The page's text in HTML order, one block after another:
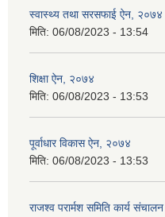
स्वास्थ्य तथा सरसफाई ऐन, २०७४
मिति: 06/08/2023 - 13:54
शिक्षा ऐन, २०७४
मिति: 06/08/2023 - 13:53
पूर्वाधार विकास ऐन, २०७४
मिति: 06/08/2023 - 13:53
राजश्व परार्मश समिति कार्य